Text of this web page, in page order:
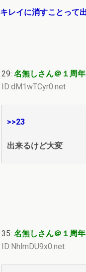
キレイに消すことって
29: 名無しさん＠１周年
ID:dM1wTCyr0.net
>>23
出来るけど大変
35: 名無しさん＠１周年
ID:NhlmDU9x0.net